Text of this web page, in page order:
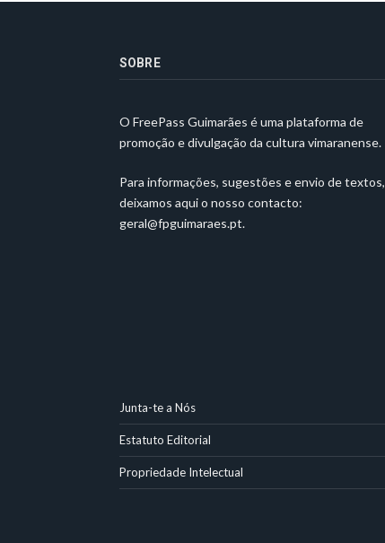
SOBRE
O FreePass Guimarães é uma plataforma de
promoção e divulgação da cultura vimaranense.
Para informações, sugestões e envio de textos,
deixamos aqui o nosso contacto:
geral@fpguimaraes.pt.
Junta-te a Nós
Estatuto Editorial
Propriedade Intelectual